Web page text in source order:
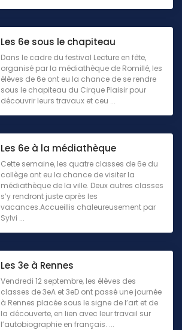
Les 6e sous le chapiteau
Dans le cadre du festival Lecture en fête,
organisé par la médiathèque de Romillé, les
élèves de 6e ont eu la chance de se rendre
sous le chapiteau du Cirque Plaisir pour
découvrir leurs travaux et ceu ...
Les 6e à la médiathèque
Cette semaine, les quatre classes de 6e du
collège ont eu la chance de visiter la
médiathèque de la ville. Deux autres classes
s’y rendront juste après les
vacances.Accueillis chaleureusement par
Sylvi ...
Les 3e à Rennes
Vendredi 12 septembre, les élèves des
classes de 3eA et 3eD ont passé une journée
à Rennes placée sous le signe de l’art et de
la découverte, en lien avec leur travail sur
l’autobiographie en français. ...